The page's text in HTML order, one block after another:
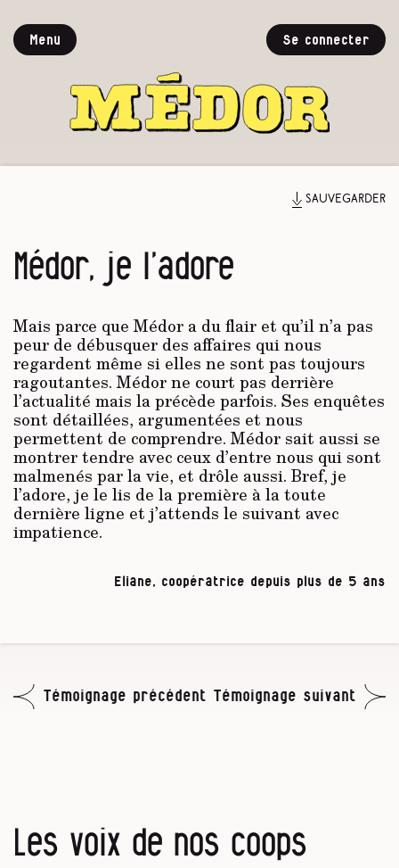
Menu Se connecter
Sauvegarder
Médor, je l’adore
Mais parce que Médor a du flair et qu’il n’a pas
peur de débusquer des affaires qui nous
regardent même si elles ne sont pas toujours
ragoutantes. Médor ne court pas derrière
l’actualité mais la précède parfois. Ses enquêtes
sont détaillées, argumentées et nous
permettent de comprendre. Médor sait aussi se
montrer tendre avec ceux d’entre nous qui sont
malmenés par la vie, et drôle aussi. Bref, je
l’adore, je le lis de la première à la toute
dernière ligne et j’attends le suivant avec
impatience.
Eliane, coopératrice depuis plus de 5 ans
Témoignage précédent Témoignage suivant
Les voix de nos coops